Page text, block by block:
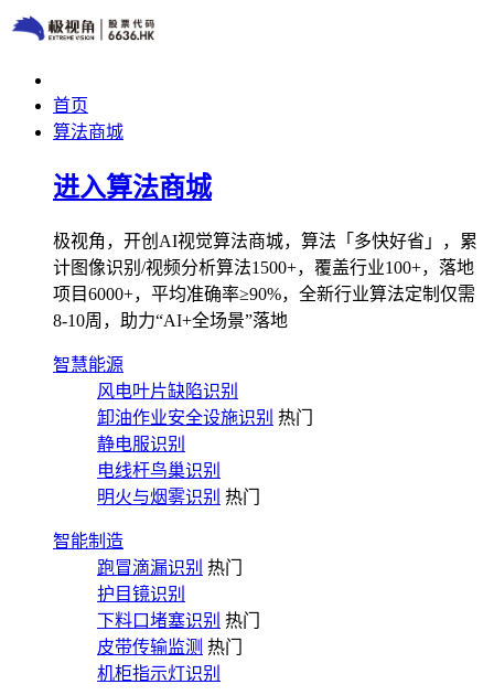
首页
算法商城
进入算法商城
极视角，开创AI视觉算法商城，算法「多快好省」，累
计图像识别/视频分析算法1500+，覆盖行业100+，落地
项目6000+，平均准确率≥90%，全新行业算法定制仅需
8-10周，助力“AI+全场景”落地
智慧能源
风电叶片缺陷识别
卸油作业安全设施识别 热门
静电服识别
电线杆鸟巢识别
明火与烟雾识别 热门
智能制造
跑冒滴漏识别 热门
护目镜识别
下料口堵塞识别 热门
皮带传输监测 热门
机柜指示灯识别